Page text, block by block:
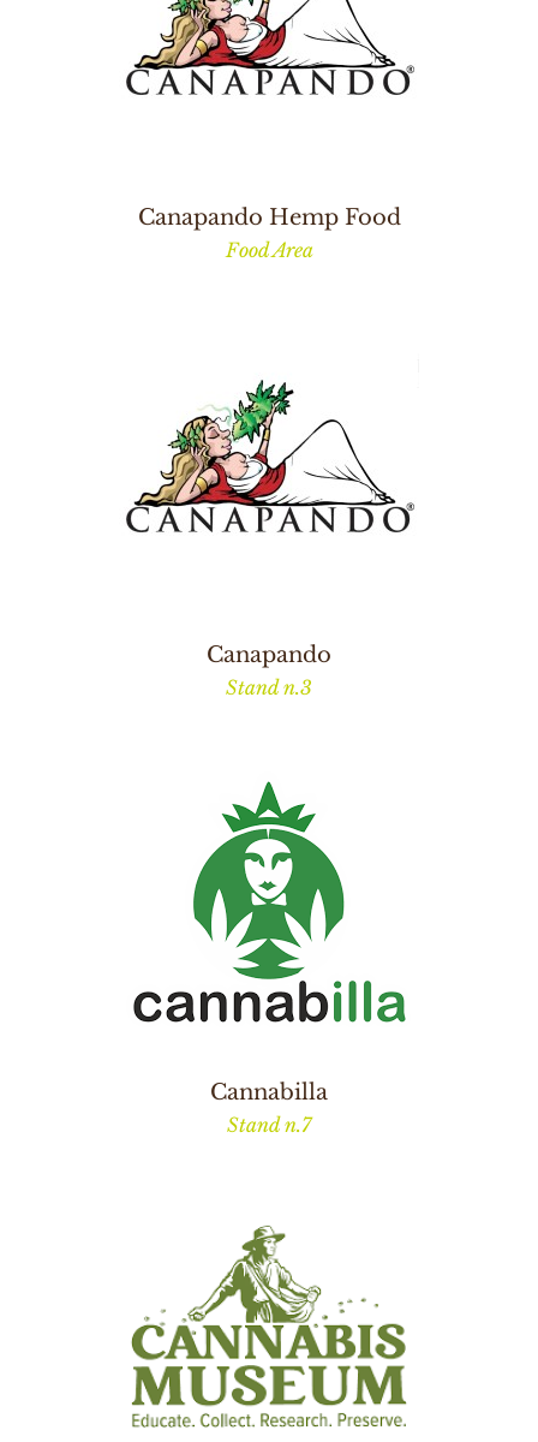
Canapando Hemp Food
Food Area
Canapando
Stand n.3
Cannabilla
Stand n.7